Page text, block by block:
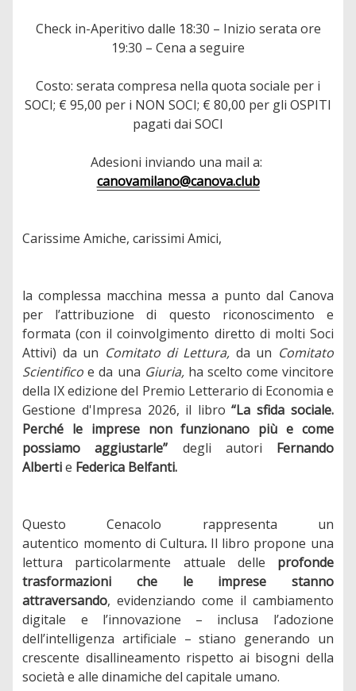
Check in-Aperitivo dalle 18:30 – Inizio serata ore
19:30 – Cena a seguire
Costo: serata compresa nella quota sociale per i
SOCI; € 95,00 per i NON SOCI; € 80,00 per gli OSPITI
pagati dai SOCI
Adesioni inviando una mail a:
canovamilano@canova.club
Carissime Amiche, carissimi Amici,
la complessa macchina messa a punto dal Canova
per l’attribuzione di questo riconoscimento e
formata (con il coinvolgimento diretto di molti Soci
Attivi) da un Comitato di Lettura, da un Comitato
Scientificoe da una Giuria, ha scelto come vincitore
della IX edizione del Premio Letterario di Economia e
Gestione d'Impresa 2026, il libro“La sfida sociale.
Perché le imprese non funzionano più e come
possiamo aggiustarle” degli autori Fernando
Albertie Federica Belfanti.
Questo Cenacolo rappresenta un
autentico momento di Cultura. Il libro propone una
lettura particolarmente attuale delle profonde
trasformazioni che le imprese stanno
attraversando, evidenziando come il cambiamento
digitale e l’innovazione – inclusa l’adozione
dell’intelligenza artificiale – stiano generando un
crescente disallineamento rispetto ai bisogni della
società e alle dinamiche del capitale umano.